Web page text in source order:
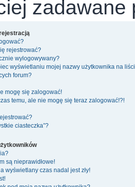
zadawane
rejestrować?
wylogowywany?
wyświetlaniu mojej nazwy użytkownika na
forum?
mogę się zalogować!
temu, ale nie mogę się teraz zalogować!?!
ciasteczka”?
są nieprawidłowe!
wyświetlany czas nadal jest zły!